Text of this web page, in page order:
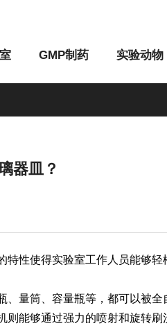
GMP制药 实验动物
器皿？
性使得实验室工作人员能够
量筒、容量瓶等，都可以被
能够通过强力的喷射和旋转刷